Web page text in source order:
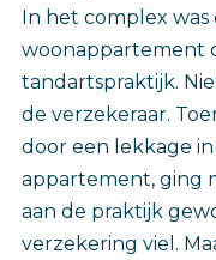
In het complex
woonappartement
tandartspraktijk.
de verzekeraar.
door een lekkage
appartement, ging
aan de praktijk
verzekering viel.